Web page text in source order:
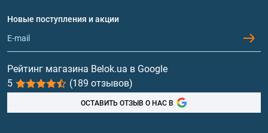
Обмен и возврат
Протеин
Гейнеры
Витамины и минералы
Рыбий жир, жирные кислоты
Новые поступления и акции
Рейтинг магазина Belok.ua в Google
5
(189 отзывов)
ОСТАВИТЬ ОТЗЫВ О НАС В